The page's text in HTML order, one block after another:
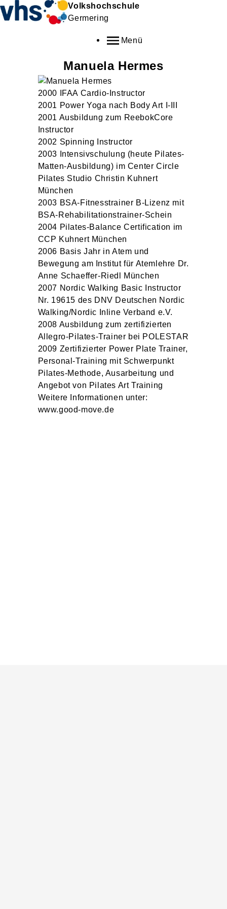
Volkshochschule
Germering
Menü
Manuela Hermes
2000 IFAA Cardio-Instructor
2001 Power Yoga nach Body Art I-III
2001 Ausbildung zum ReebokCore
Instructor
2002 Spinning Instructor
2003 Intensivschulung (heute Pilates-
Matten-Ausbildung) im Center Circle
Pilates Studio Christin Kuhnert
München
2003 BSA-Fitnesstrainer B-Lizenz mit
BSA-Rehabilitationstrainer-Schein
2004 Pilates-Balance Certification im
CCP Kuhnert München
2006 Basis Jahr in Atem und
Bewegung am Institut für Atemlehre Dr.
Anne Schaeffer-Riedl München
2007 Nordic Walking Basic Instructor
Nr. 19615 des DNV Deutschen Nordic
Walking/Nordic Inline Verband e.V.
2008 Ausbildung zum zertifizierten
Allegro-Pilates-Trainer bei POLESTAR
2009 Zertifizierter Power Plate Trainer,
Personal-Training mit Schwerpunkt
Pilates-Methode, Ausarbeitung und
Angebot von Pilates Art Training
Weitere Informationen unter:
www.good-move.de